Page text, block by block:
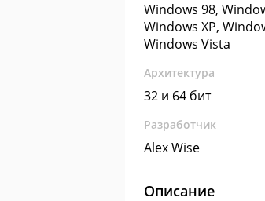
Windows 98,
Windows XP,
Windows Vista
Архитектура
32 и 64 бит
Разработчик
Alex Wise
Описание